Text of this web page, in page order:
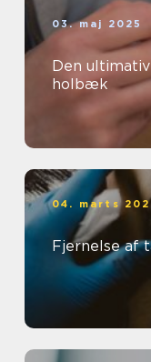
03. maj 2025
Den
holbæk
04. marts
Fjernelse af